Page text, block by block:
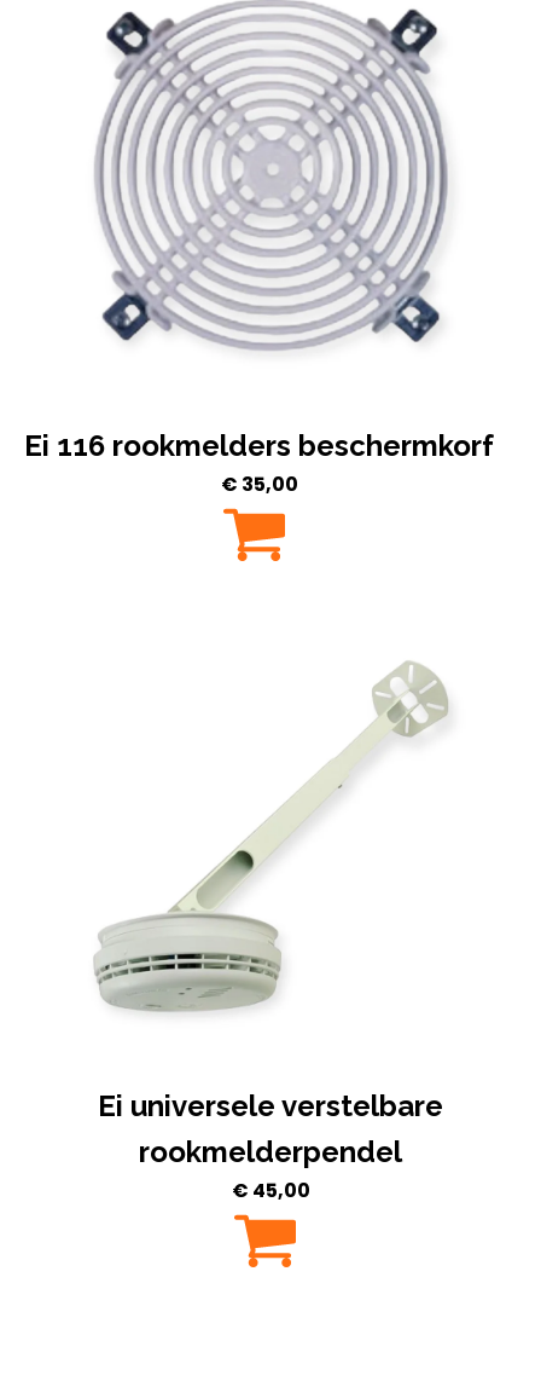
Ei 116 rookmelders beschermkorf
€ 35,00
Ei universele verstelbare
rookmelderpendel
€ 45,00